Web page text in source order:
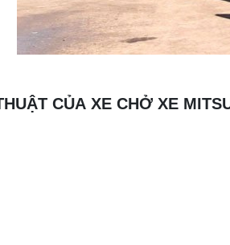
CỦA XE CHỞ XE